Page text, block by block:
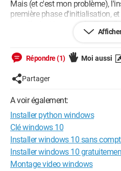
Mais (et c'est mon problème),
première phase d'initialisation,
gros, il m'est impossible
l'installer, et tout semble correct,
à l'initialisation. Je n'ai aucun
quelconque !
Cette capture vous permettra de
http://hpics.li/3ad6720
et ça reste bloqué sur ça !
Vous avez une solution ?
Merci d'avance :-) !
Raphi.
Répondre (1) Moi aussi
Partager
A voir également:
Installer python windows
Clé windows 10
Installer windows 10 sans
Installer windows 10
Montage video windows